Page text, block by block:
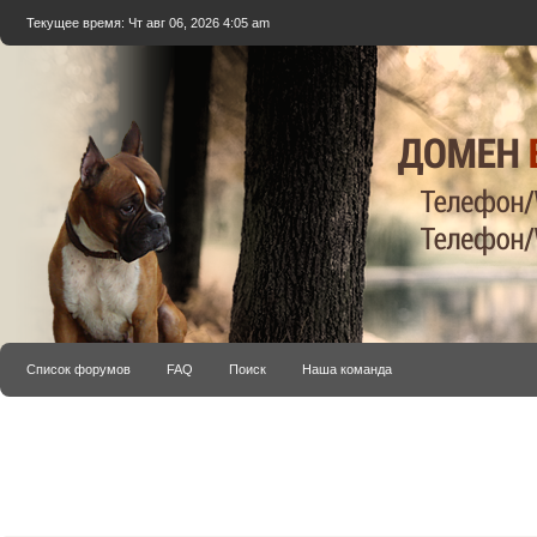
Текущее время: Чт авг 06, 2026 4:05 am
Список форумов FAQ Поиск Наша команда